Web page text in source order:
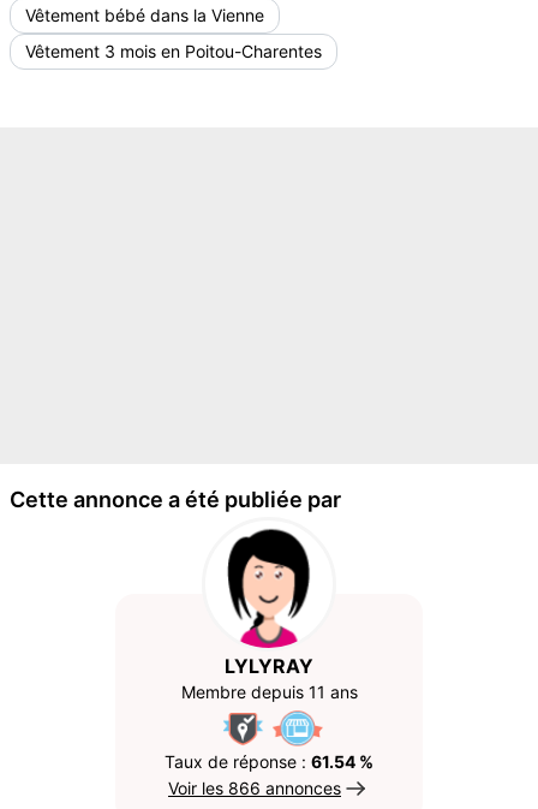
Vêtement bébé dans la Vienne
Vêtement 3 mois en Poitou-Charentes
Cette annonce a été publiée par
LYLYRAY
Membre depuis 11 ans
Taux de réponse : 61.54 %
Voir les 866 annonces